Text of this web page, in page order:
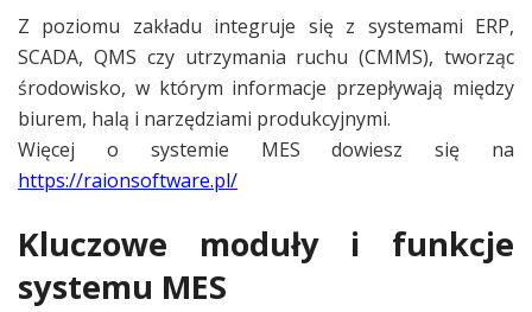
Z poziomu zakładu integruje się z systemami ERP,
SCADA, QMS czy utrzymania ruchu (CMMS), tworząc
środowisko, w którym informacje przepływają między
biurem, halą i narzędziami produkcyjnymi.
Więcej o systemie MES dowiesz się na
https://raionsoftware.pl/
Kluczowe moduły i funkcje
systemu MES